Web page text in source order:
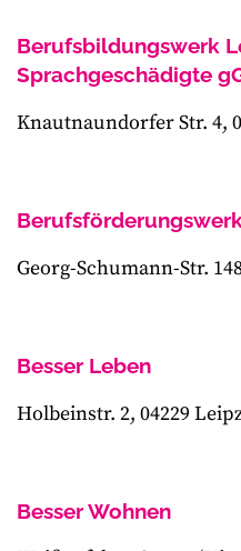
Berufsbildungswerk
Sprachgeschädigte
Knautnaundorfer Str. 4,
Georg-Schumann-Str.
Besser Leben
Holbeinstr. 2, 04229
Besser Wohnen